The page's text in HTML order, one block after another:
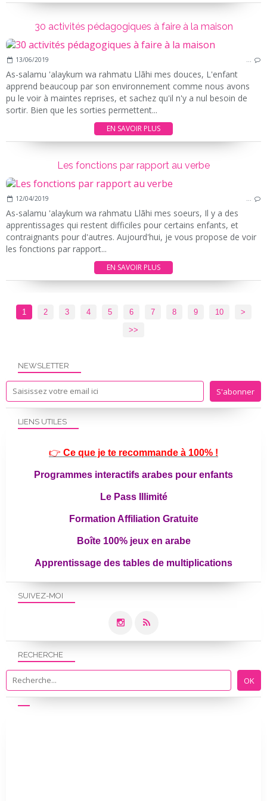
30 activités pédagogiques à faire à la maison
13/06/2019 …
As-salamu 'alaykum wa rahmatu Llãhi mes douces, L'enfant
apprend beaucoup par son environnement comme nous avons
pu le voir à maintes reprises, et sachez qu'il n'y a nul besoin de
sortir. Bien que les sorties permettent...
EN SAVOIR PLUS
Les fonctions par rapport au verbe
12/04/2019 …
As-salamu 'alaykum wa rahmatu Llãhi mes soeurs, Il y a des
apprentissages qui restent difficiles pour certains enfants, et
contraignants pour d'autres. Aujourd'hui, je vous propose de voir
les fonctions par rapport...
EN SAVOIR PLUS
1 2 3 4 5 6 7 8 9 10
>
>>
NEWSLETTER
SUIVEZ-MOI
RECHERCHE
LIENS UTILES
👉 Ce que je te recommande à 100% !
Programmes interactifs arabes pour enfants
Le Pass Illimité
Formation Affiliation Gratuite
Boîte 100% jeux en arabe
Apprentissage des tables de multiplications